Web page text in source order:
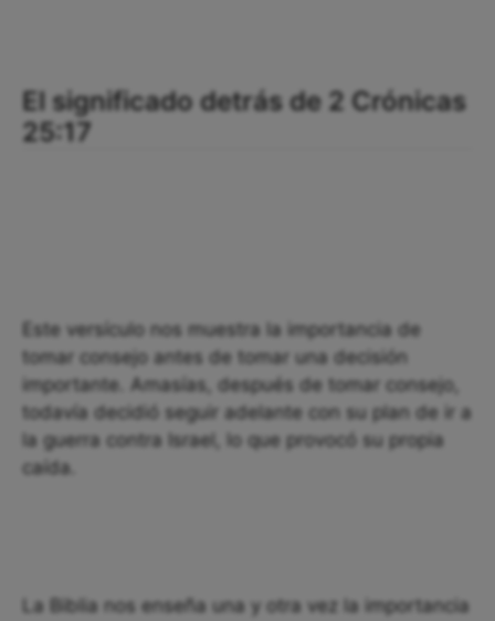
El significado detrás de 2 Crónicas
25:17
Este versículo nos muestra la importancia de
tomar consejo antes de tomar una decisión
importante. Amasías, después de tomar consejo,
todavía decidió seguir adelante con su plan de ir a
la guerra contra Israel, lo que provocó su propia
caída.
La Biblia nos enseña una y otra vez la importancia